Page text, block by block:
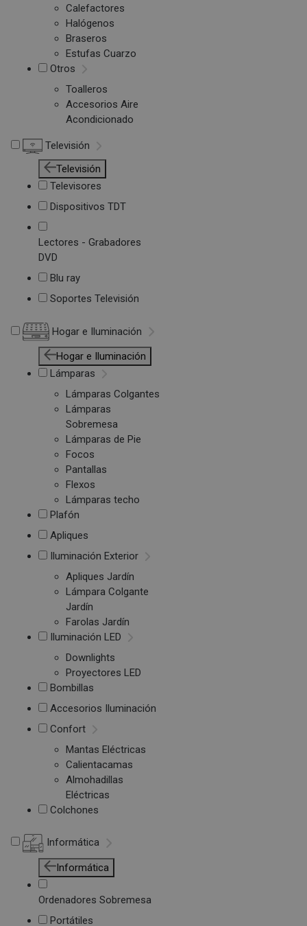
Calefactores
Halógenos
Braseros
Estufas Cuarzo
Otros
Toalleros
Accesorios Aire
Acondicionado
Televisión
Televisión
Televisores
Dispositivos TDT
Lectores - Grabadores
DVD
Blu ray
Soportes Televisión
Hogar e Iluminación
Hogar e Iluminación
Lámparas
Lámparas Colgantes
Lámparas
Sobremesa
Lámparas de Pie
Focos
Pantallas
Flexos
Lámparas techo
Plafón
Apliques
Iluminación Exterior
Apliques Jardín
Lámpara Colgante
Jardín
Farolas Jardín
Iluminación LED
Downlights
Proyectores LED
Bombillas
Accesorios Iluminación
Confort
Mantas Eléctricas
Calientacamas
Almohadillas
Eléctricas
Colchones
Informática
Informática
Ordenadores Sobremesa
Portátiles